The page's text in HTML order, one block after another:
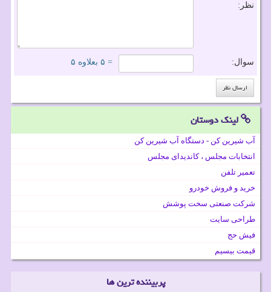
نظر:
سوال: = ۵ بعلاوه ۵
لینک دوستان
آب شیرین کن - دستگاه آب شیرین کن
انتخابات مجلس ، کاندیدای مجلس
تعمیر تلفن
خرید و فروش خودرو
شرکت صنعتی سخت پوشش
طراحی سایت
فیش حج
قیمت بیسیم
پربیننده ترین ها